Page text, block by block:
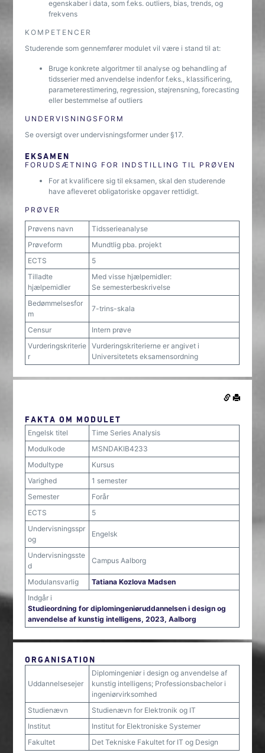
egenskaber i data, som f.eks. outliers, bias, trends, og
frekvens
KOMPETENCER
Studerende som gennemfører modulet vil være i stand til at:
Bruge konkrete algoritmer til analyse og behandling af
tidsserier med anvendelse indenfor f.eks., klassificering,
parameterestimering, regression, støjrensning, forecasting
eller bestemmelse af outliers
UNDERVISNINGSFORM
Se oversigt over undervisningsformer under §17.
EKSAMEN
FORUDSÆTNING FOR INDSTILLING TIL PRØVEN
For at kvalificere sig til eksamen, skal den studerende
have afleveret obligatoriske opgaver rettidigt.
PRØVER
Prøvens navn
Tidsserieanalyse
Prøveform
Mundtlig pba. projekt
ECTS
5
Tilladte
hjælpemidler
Med visse hjælpemidler:
Se semesterbeskrivelse
Bedømmelsesfor
m
7-trins-skala
Censur
Intern prøve
Vurderingskriterie
r
Vurderingskriterierne er angivet i
Universitetets eksamensordning
FAKTA OM MODULET
Engelsk titel
Time Series Analysis
Modulkode
MSNDAKIB4233
Modultype
Kursus
Varighed
1 semester
Semester
Forår
ECTS
5
Undervisningsspr
og
Engelsk
Undervisningsste
d
Campus Aalborg
Modulansvarlig
Tatiana Kozlova Madsen
Indgår i
Studieordning for diplomingeniøruddannelsen i design og
anvendelse af kunstig intelligens, 2023, Aalborg
ORGANISATION
Uddannelsesejer
Diplomingeniør i design og anvendelse af
kunstig intelligens; Professionsbachelor i
ingeniørvirksomhed
Studienævn
Studienævn for Elektronik og IT
Institut
Institut for Elektroniske Systemer
Fakultet
Det Tekniske Fakultet for IT og Design